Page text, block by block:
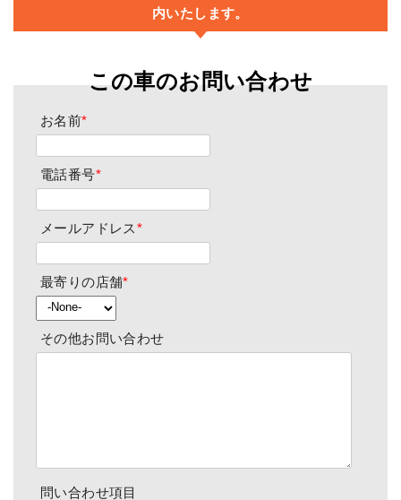
内いたします。
この車のお問い合わせ
お名前*
電話番号*
メールアドレス*
最寄りの店舗*
その他お問い合わせ
問い合わせ項目